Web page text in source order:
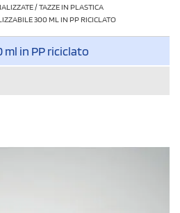
/TAZZE IN PLASTICA
300 ML IN PP RICICLATO
in PP riciclato